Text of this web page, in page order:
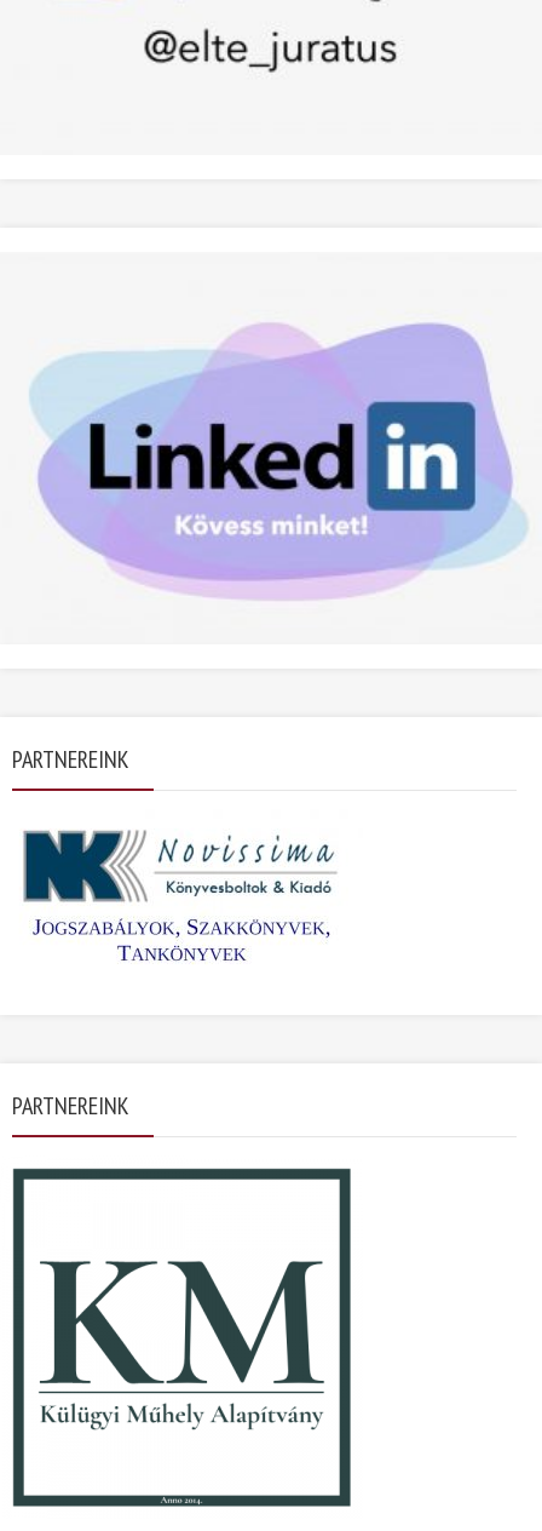
PARTNEREINK
PARTNEREINK